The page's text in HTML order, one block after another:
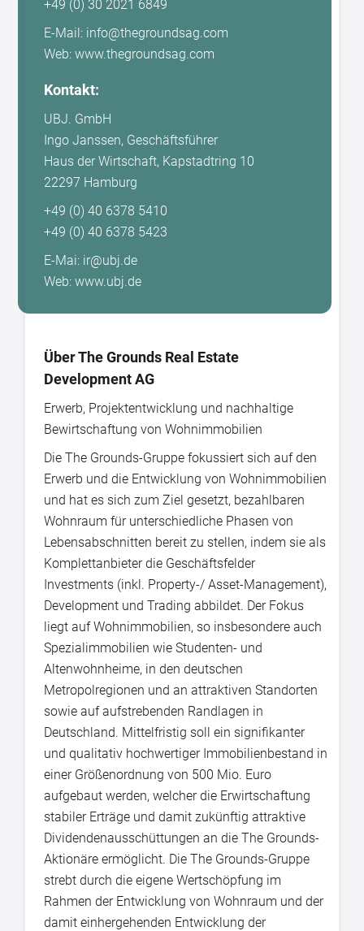
+49 (0) 30 2021 6849
E-Mail: info@thegroundsag.com
Web: www.thegroundsag.com
Kontakt:
UBJ. GmbH
Ingo Janssen, Geschäftsführer
Haus der Wirtschaft, Kapstadtring 10
22297 Hamburg
+49 (0) 40 6378 5410
+49 (0) 40 6378 5423
E-Mai: ir@ubj.de
Web: www.ubj.de
Über The Grounds Real Estate
Development AG
Erwerb, Projektentwicklung und nachhaltige
Bewirtschaftung von Wohnimmobilien
Die The Grounds-Gruppe fokussiert sich auf den
Erwerb und die Entwicklung von Wohnimmobilien
und hat es sich zum Ziel gesetzt, bezahlbaren
Wohnraum für unterschiedliche Phasen von
Lebensabschnitten bereit zu stellen, indem sie als
Komplettanbieter die Geschäftsfelder
Investments (inkl. Property-/ Asset-Management),
Development und Trading abbildet. Der Fokus
liegt auf Wohnimmobilien, so insbesondere auch
Spezialimmobilien wie Studenten- und
Altenwohnheime, in den deutschen
Metropolregionen und an attraktiven Standorten
sowie auf aufstrebenden Randlagen in
Deutschland. Mittelfristig soll ein signifikanter
und qualitativ hochwertiger Immobilienbestand in
einer Größenordnung von 500 Mio. Euro
aufgebaut werden, welcher die Erwirtschaftung
stabiler Erträge und damit zukünftig attraktive
Dividendenausschüttungen an die The Grounds-
Aktionäre ermöglicht. Die The Grounds-Gruppe
strebt durch die eigene Wertschöpfung im
Rahmen der Entwicklung von Wohnraum und der
damit einhergehenden Entwicklung der